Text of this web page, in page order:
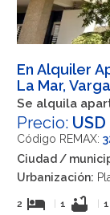
En Alquiler
La Mar,
Se alquila
Precio:
Código REMAX:
Ciudad /
Urbanización:
2 hotel 1 bathtub 1